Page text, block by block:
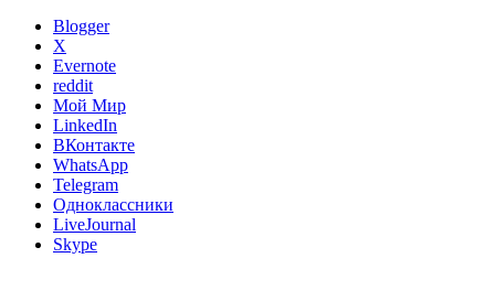
Blogger
X
Evernote
reddit
Мой Мир
LinkedIn
ВКонтакте
WhatsApp
Telegram
Одноклассники
LiveJournal
Skype